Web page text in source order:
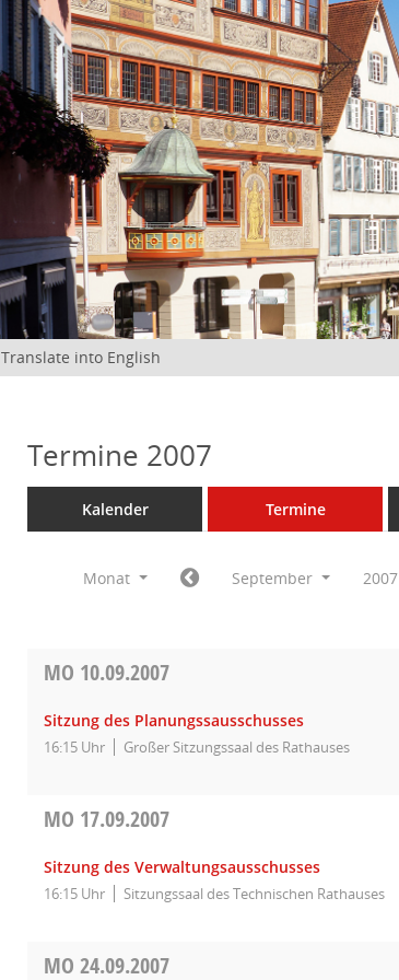
Translate into English
Termine 2007
Kalender Termine
Monat September 2007
MO 10.09.2007
Sitzung des Planungssausschusses
16:15 Uhr Großer Sitzungssaal des Rathauses
MO 17.09.2007
Sitzung des Verwaltungsausschusses
16:15 Uhr Sitzungssaal des Technischen Rathauses
MO24.09.2007